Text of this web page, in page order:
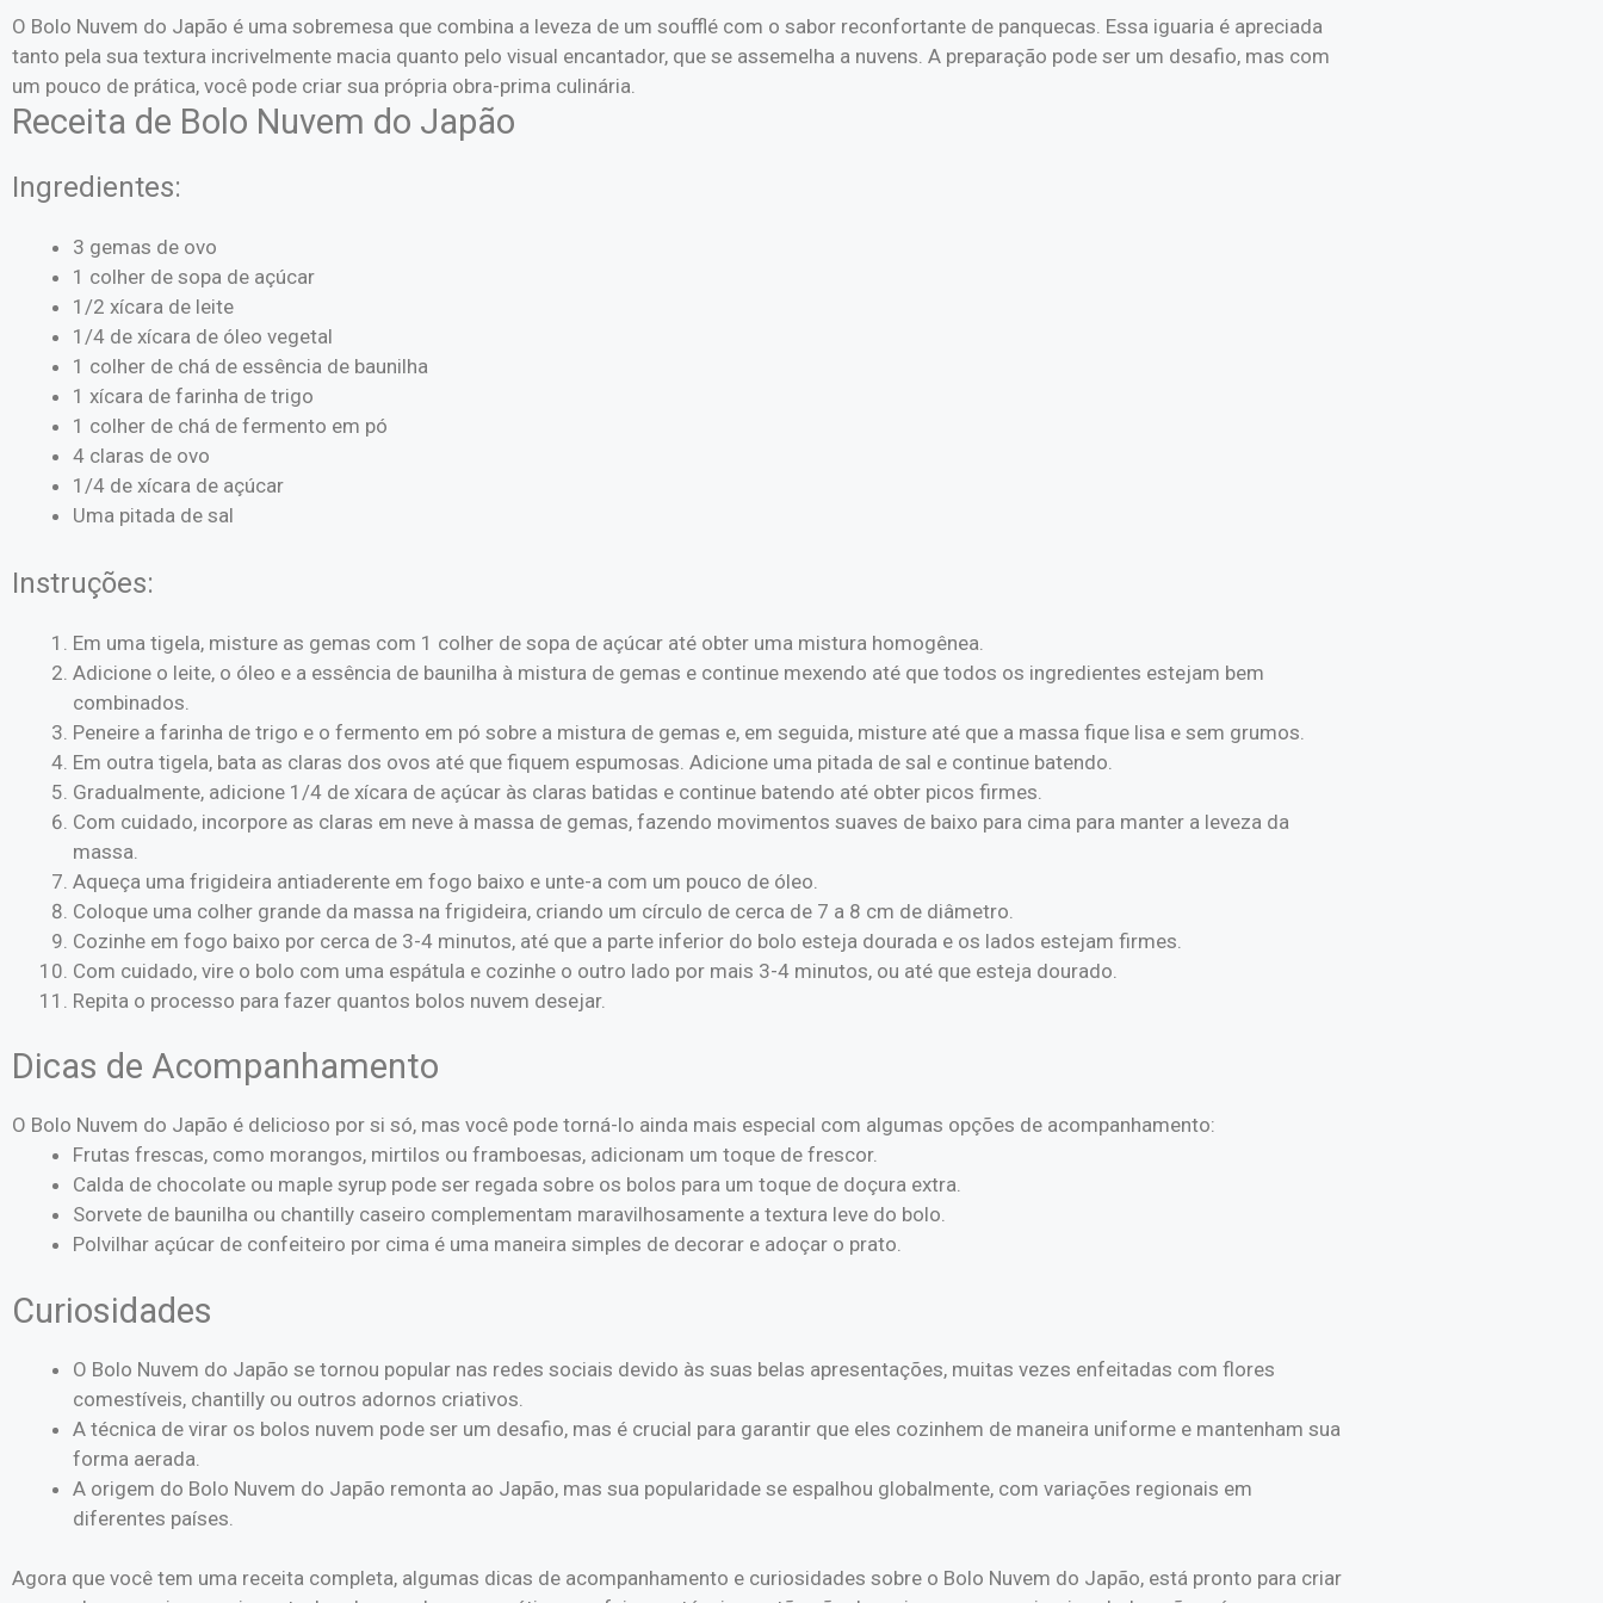
O Bolo Nuvem do Japão é uma sobremesa que combina a leveza de um soufflé com o sabor reconfortante de panquecas. Essa iguaria é apreciada
tanto pela sua textura incrivelmente macia quanto pelo visual encantador, que se assemelha a nuvens. A preparação pode ser um desafio, mas com
um pouco de prática, você pode criar sua própria obra-prima culinária.
Receita de Bolo Nuvem do Japão
Ingredientes:
3 gemas de ovo
1 colher de sopa de açúcar
1/2 xícara de leite
1/4 de xícara de óleo vegetal
1 colher de chá de essência de baunilha
1 xícara de farinha de trigo
1 colher de chá de fermento em pó
4 claras de ovo
1/4 de xícara de açúcar
Uma pitada de sal
Instruções:
Em uma tigela, misture as gemas com 1 colher de sopa de açúcar até obter uma mistura homogênea.
Adicione o leite, o óleo e a essência de baunilha à mistura de gemas e continue mexendo até que todos os ingredientes estejam bem
combinados.
Peneire a farinha de trigo e o fermento em pó sobre a mistura de gemas e, em seguida, misture até que a massa fique lisa e sem grumos.
Em outra tigela, bata as claras dos ovos até que fiquem espumosas. Adicione uma pitada de sal e continue batendo.
Gradualmente, adicione 1/4 de xícara de açúcar às claras batidas e continue batendo até obter picos firmes.
Com cuidado, incorpore as claras em neve à massa de gemas, fazendo movimentos suaves de baixo para cima para manter a leveza da
massa.
Aqueça uma frigideira antiaderente em fogo baixo e unte-a com um pouco de óleo.
Coloque uma colher grande da massa na frigideira, criando um círculo de cerca de 7 a 8 cm de diâmetro.
Cozinhe em fogo baixo por cerca de 3-4 minutos, até que a parte inferior do bolo esteja dourada e os lados estejam firmes.
Com cuidado, vire o bolo com uma espátula e cozinhe o outro lado por mais 3-4 minutos, ou até que esteja dourado.
Repita o processo para fazer quantos bolos nuvem desejar.
Dicas de Acompanhamento
O Bolo Nuvem do Japão é delicioso por si só, mas você pode torná-lo ainda mais especial com algumas opções de acompanhamento:
Frutas frescas, como morangos, mirtilos ou framboesas, adicionam um toque de frescor.
Calda de chocolate ou maple syrup pode ser regada sobre os bolos para um toque de doçura extra.
Sorvete de baunilha ou chantilly caseiro complementam maravilhosamente a textura leve do bolo.
Polvilhar açúcar de confeiteiro por cima é uma maneira simples de decorar e adoçar o prato.
Curiosidades
O Bolo Nuvem do Japão se tornou popular nas redes sociais devido às suas belas apresentações, muitas vezes enfeitadas com flores
comestíveis, chantilly ou outros adornos criativos.
A técnica de virar os bolos nuvem pode ser um desafio, mas é crucial para garantir que eles cozinhem de maneira uniforme e mantenham sua
forma aerada.
A origem do Bolo Nuvem do Japão remonta ao Japão, mas sua popularidade se espalhou globalmente, com variações regionais em
diferentes países.
Agora que você tem uma receita completa, algumas dicas de acompanhamento e curiosidades sobre o Bolo Nuvem do Japão, está pronto para criar